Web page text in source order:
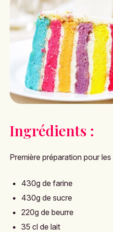
Ingrédients :
Première préparation pour les
430g de farine
430g de sucre
220g de beurre
35 cl de lait